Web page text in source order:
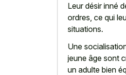
Leur désir inné
ordres, ce qui
situations.
Une
jeune âge sont
un adulte bien